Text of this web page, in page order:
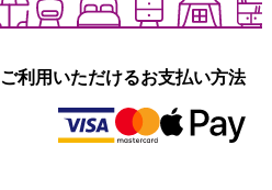
ご利用いただけるお支払い方法